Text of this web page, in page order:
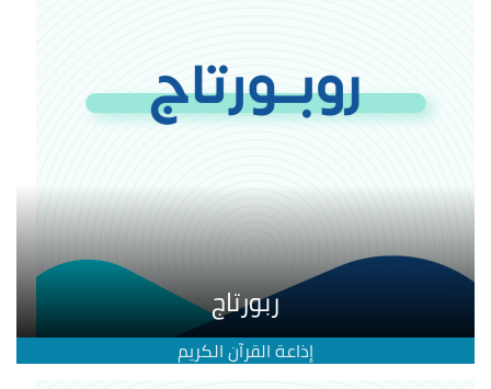
ربورتاج
إذاعة القرآن الكريم